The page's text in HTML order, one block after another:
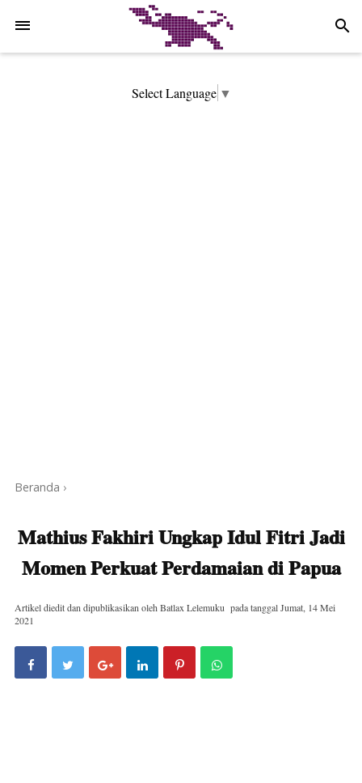
search
Select Language ▼
Beranda ›
Mathius Fakhiri Ungkap Idul Fitri Jadi
Momen Perkuat Perdamaian di Papua
Artikel diedit dan dipublikasikan oleh Batlax Lelemuku pada tanggalJumat, 14 Mei
2021